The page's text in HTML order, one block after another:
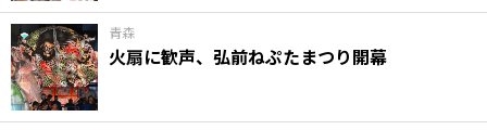
青森
火扇に歓声、弘前ねぷたまつり開幕